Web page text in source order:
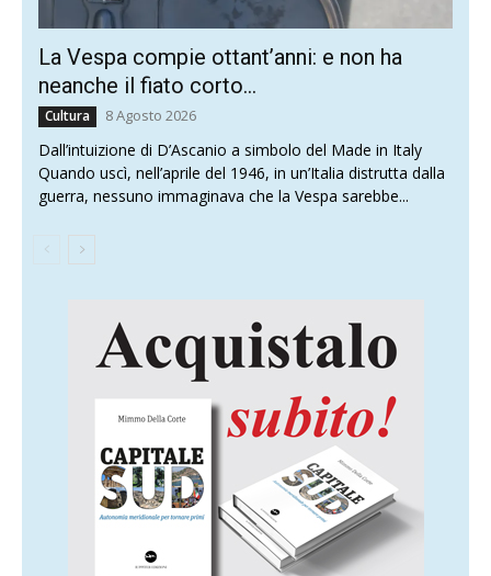
La Vespa compie ottant’anni: e non ha
neanche il fiato corto…
Cultura 8 Agosto 2026
Dall’intuizione di D’Ascanio a simbolo del Made in Italy
Quando uscì, nell’aprile del 1946, in un’Italia distrutta dalla
guerra, nessuno immaginava che la Vespa sarebbe...